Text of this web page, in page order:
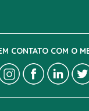
CONTATO COM O